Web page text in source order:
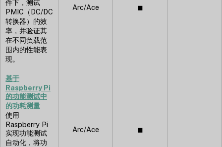
件下，测试
PMIC（DC/DC
转换器）的效
率，并验证其
在不同负载范
围内的性能表
现。
Arc/Ace ◼︎
基于
Raspberry Pi
的功能测试中
的功耗测量
使用
Raspberry Pi
实现功能测试
自动化，将功
Arc/Ace ◼︎